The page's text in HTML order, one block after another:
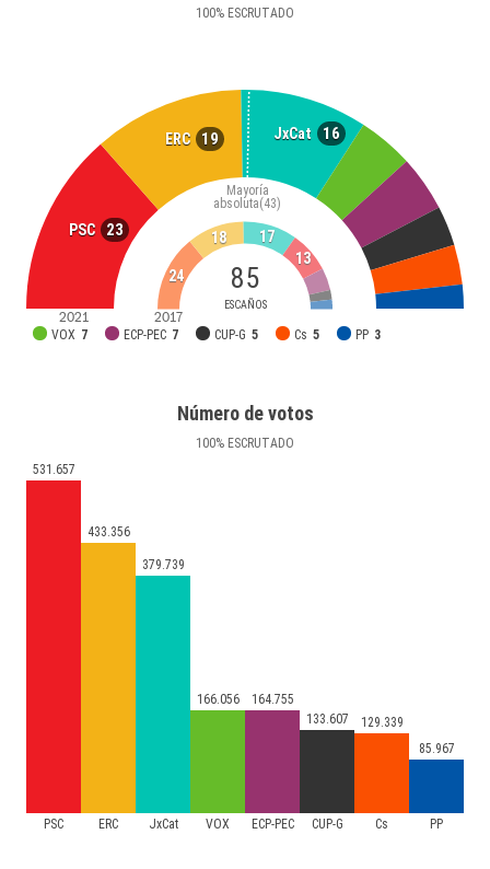
100% ESCRUTADO
PSC 23
ERC 19 JxCat 16
85
ESCAÑOS
Mayoría
absoluta(43)
VOX 7 ECP-PEC 7 CUP-G 5 Cs 5 PP 3
24
18
17
13
2021 2017
Número de votos
100% ESCRUTADO
PSC ERC JxCat VOX ECP-PEC CUP-G Cs PP
531.657
433.356
379.739
166.056
164.755
133.607
129.339
85.967